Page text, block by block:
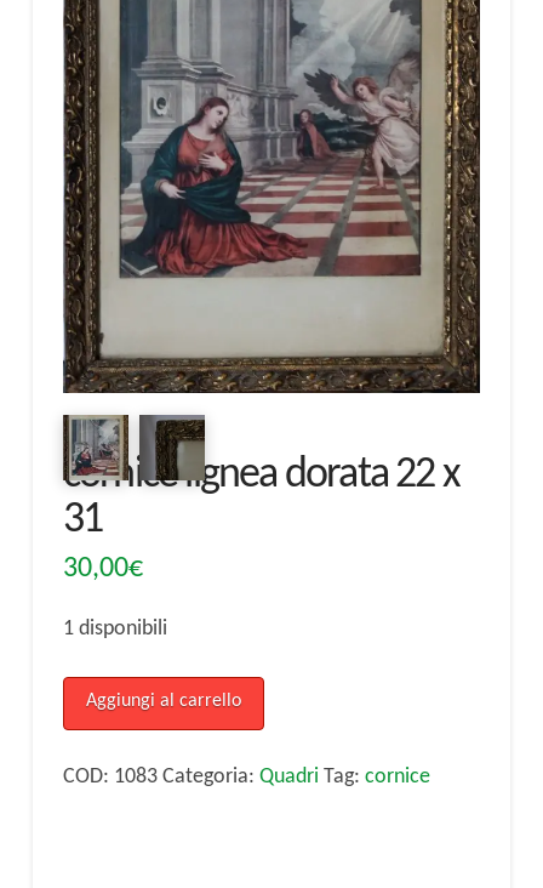
cornice lignea dorata 22 x
31
30,00€
1 disponibili
cornice
lignea
dorata
Aggiungi al carrello
COD: 1083 Categoria: Quadri Tag: cornice